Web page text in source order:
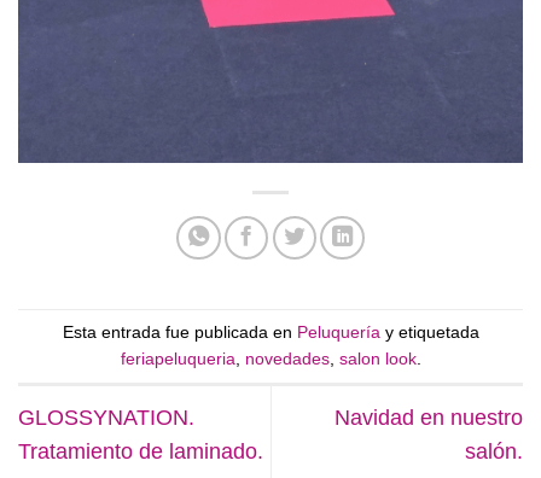
Esta entrada fue publicada en Peluquería y etiquetada
feriapeluqueria
novedades, salon look.
GLOSSYNATION.
Tratamiento de laminado.
Navidad en nuestro
salón.